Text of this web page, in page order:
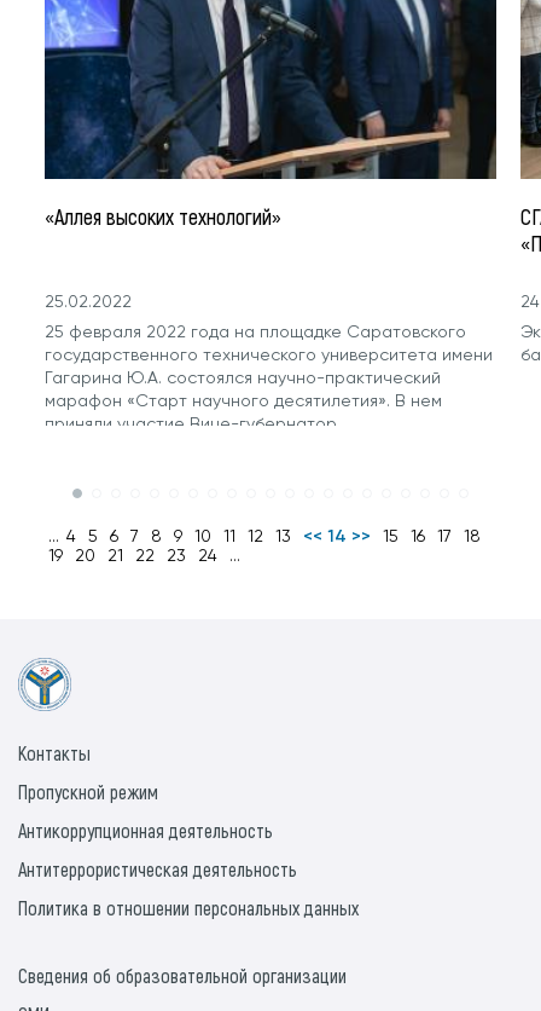
«Аллея высоких технологий»
25.02.2022
25 февраля 2022 года на площадке Саратовского
государственного технического университета имени
Гагарина Ю.А. состоялся научно-практический
марафон «Старт научного десятилетия». В нем
приняли участие Вице-губернатор...
... 4 5 6 7 8 9 10 11 12 13 << 14 >> 15 16 17
18
19
20 21 22 23 24 ...
Контакты
Пропускной режим
Антикоррупционная деятельность
Антитеррористическая деятельность
Политика в отношении персональных данных
Сведения об образовательной организации